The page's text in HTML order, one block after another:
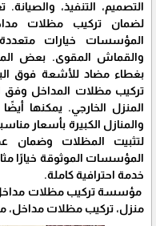
التصميم، التنفيذ،
لضمان تركيب مظلات
المؤسسات خيارات متعددة
والقماش المقوى. بعض
بغطاء مضاد للأشعة فوق
تركيب مظلات المداخل وفق
المنزل الخارجي. يمكنها
والمنازل الكبيرة بأسعار
لتثبيت المظلات وضمان
المؤسسات الموثوقة خيارًا
خدمة احترافية كاملة.
مؤسسة تركيب مظلات
منزل، تركيب مظلات مداخل،